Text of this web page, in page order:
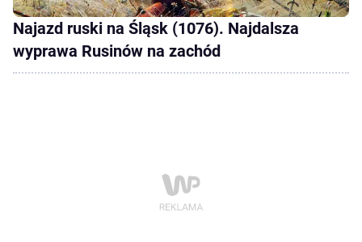
Najazd ruski na Śląsk (1076). Najdalsza
wyprawa Rusinów na zachód